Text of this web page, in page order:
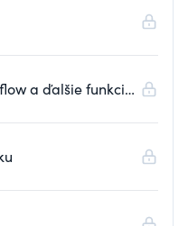
a ďalšie funkcie